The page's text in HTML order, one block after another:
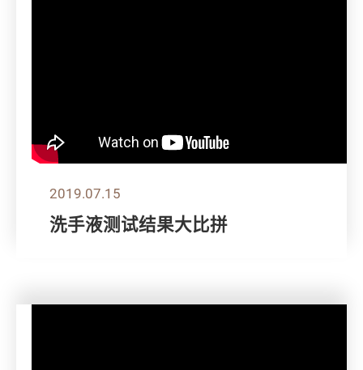
2019.07.15
洗手液测试结果大比拼